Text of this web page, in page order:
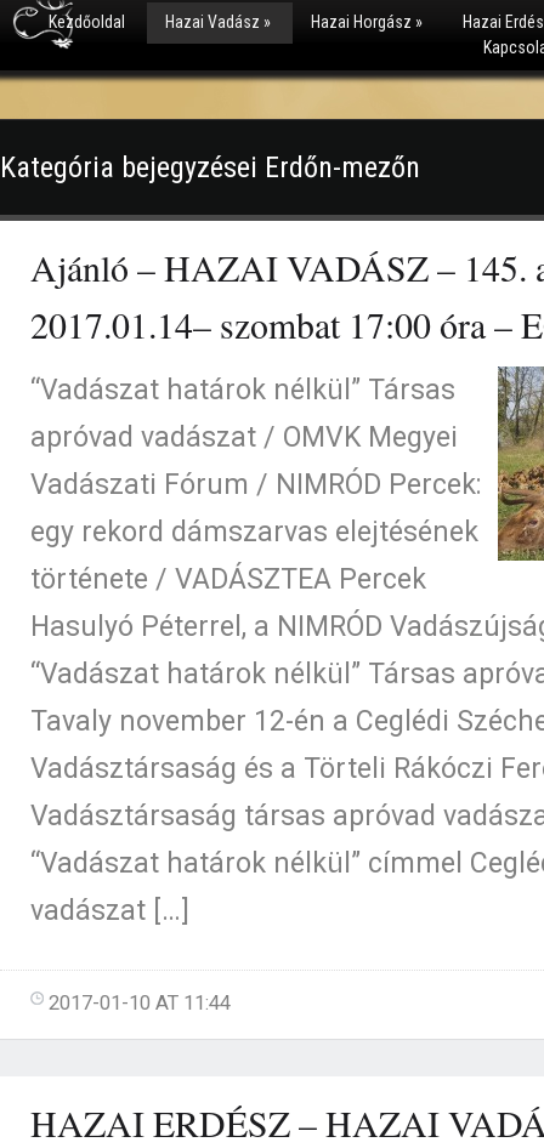
Kezdőoldal Hazai Vadász » Hazai Horgász »
Hazai
Kategória bejegyzései Erdőn-mezőn
Ajánló – HAZAI VADÁSZ – 145.
2017.01.14– szombat 17:00 óra –
“Vadászat határok nélkül” Társas
apróvad vadászat / OMVK Megyei
Vadászati Fórum / NIMRÓD Percek:
egy rekord dámszarvas elejtésének
története / VADÁSZTEA Percek
Hasulyó Péterrel, a NIMRÓD
“Vadászat határok nélkül” Társas
Tavaly november 12-én a Ceglédi
Vadásztársaság és a Törteli Rákóczi
Vadásztársaság társas apróvad
“Vadászat határok nélkül” címmel
vadászat […]
2017-01-10 AT 11:44
HAZAI ERDÉSZ – HAZAI